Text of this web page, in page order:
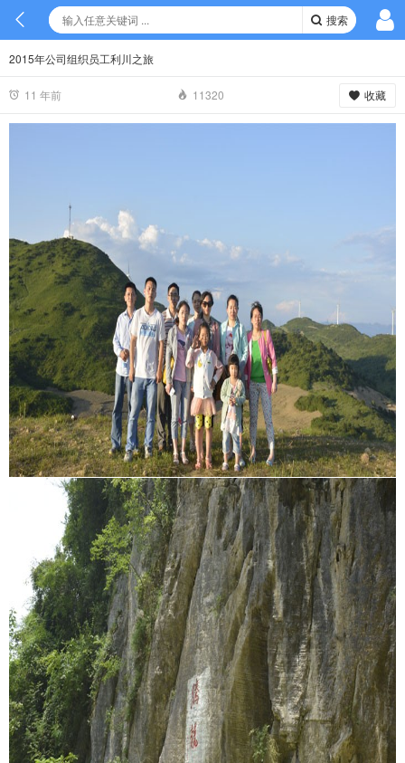
搜索
2015年公司组织员工利川之旅
11 年前 11320 收藏